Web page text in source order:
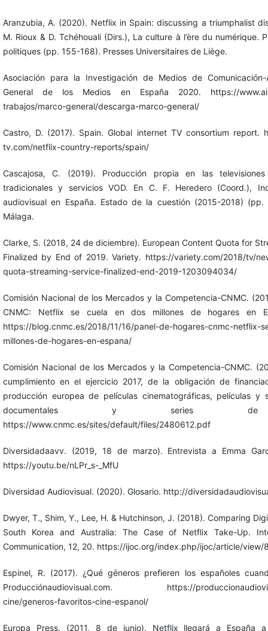
Aranzubia, A. (2020). Netflix in Spain: discussing a triumphalist
M. Rioux & D. Tchéhouali (Dirs.), La culture à l’ère du numérique.
politiques (pp. 155-168). Presses Universitaires de Liège.
Asociación para la Investigación de Medios de
General de los Medios en España 2020. https://
trabajos/marco-general/descarga-marco-general/
Castro, D. (2017). Spain. Global internet TV consortium report.
tv.com/netflix-country-reports/spain/
Cascajosa, C. (2019). Producción propia en las televisiones
tradicionales y servicios VOD. En C. F. Heredero (Coord.),
audiovisual en España. Estado de la cuestión (2015-2018) (pp.
Málaga.
Clarke, S. (2018, 24 de diciembre). European Content Quota for
Finalized by End of 2019. Variety. https://variety.com/2018/tv/
quota-streaming-service-finalized-end-2019-1203094034/
Comisión Nacional de los Mercados y la Competencia-CNMC.
CNMC: Netflix se cuela en dos millones de hogares en
https://blog.cnmc.es/2018/11/16/panel-de-hogares-cnmc-netflix-
millones-de-hogares-en-espana/
Comisión Nacional de los Mercados y la Competencia-CNMC.
cumplimiento en el ejercicio 2017, de la obligación de
producción europea de películas cinematográficas, películas y
documentales y series de
https://www.cnmc.es/sites/default/files/2480612.pdf
Diversidadaavv. (2019, 18 de marzo). Entrevista a Emma
https://youtu.be/nLPr_s-_MfU
Diversidad Audiovisual. (2020). Glosario. http://
Dwyer, T., Shim, Y., Lee, H. & Hutchinson, J. (2018). Comparing
South Korea and Australia: The Case of Netflix Take-Up.
Communication, 12, 20. https://ijoc.org/index.php/ijoc/article/view/
Espinel, R. (2017). ¿Qué géneros prefieren los españoles
Producciónaudiovisual.com. https://
cine/generos-favoritos-cine-espanol/
Europa Press. (2011, 8 de junio). Netflix llegará a España